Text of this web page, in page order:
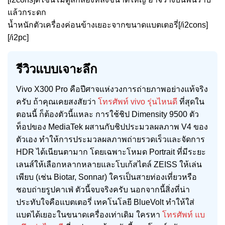
แล้วกระดก
น้ำหนักตัวเครื่องค่อนข้างเยอะจากขนาดแบตเตอรี่[/i2cons]
[/i2pc]
รีวิวแบบเจาะลึก
Vivo X300 Pro คือปีศาจแห่งวงการถ่ายภาพอย่างแท้จริง
ครับ ถ้าคุณเคยสงสัยว่า โทรศัพท์ vivo รุ่นไหนดี ที่สุดใน
ตอนนี้ ก็ต้องตัวนี้แหละ การใช้ชิป Dimensity 9500 ตัว
ท็อปของ MediaTek ผสานกับชิปประมวลผลภาพ V4 ของ
ตัวเอง ทำให้การประมวลผลภาพถ่ายรวดเร็วและจัดการ
HDR ได้เนียนตามาก โดยเฉพาะโหมด Portrait ที่มีระยะ
เลนส์ให้เลือกหลากหลายและโบเก้สไตล์ ZEISS ให้เล่น
เพียบ (เช่น Biotar, Sonnar) ใครเป็นสายท่องเที่ยวหรือ
ชอบถ่ายรูปคาเฟ่ ตัวนี้จบจริงครับ นอกจากนี้สิ่งที่น่า
ประทับใจคือแบตเตอรี่ เทคโนโลยี BlueVolt ทำให้ใส่
แบตได้เยอะในขนาดเครื่องเท่าเดิม ใครหา โทรศัพท์ แบ